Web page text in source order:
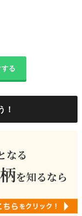
る
！